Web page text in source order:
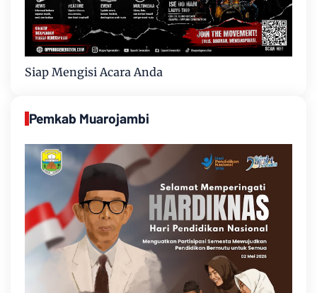
Siap Mengisi Acara Anda
Pemkab Muarojambi